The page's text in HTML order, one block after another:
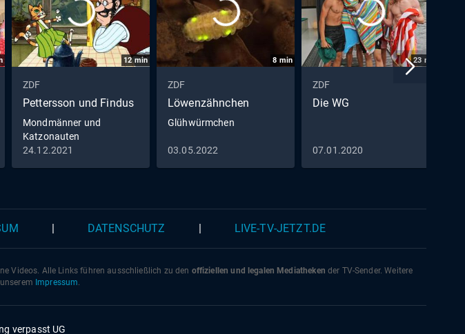
12min
ZDF
Pettersson und Findus
Mondmänner und
Katzonauten
24.12.2021
8 min
ZDF
Löwenzähnchen
Glühwürmchen
03.05.2022
23 min
ZDF
Die WG
07.01.2020
DATENSCHUTZ LIVE-TV-JETZT.DE
Videos. Alle Links führen ausschließlich zu den offiziellen und legalen Mediatheken der TV-Sender. Weitere
Impressum.
verpasst UG